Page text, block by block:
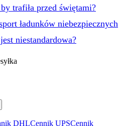
trafiła przed świętami?
ładunków niebezpiecznych
niestandardowa?
DHLCennik UPSCennik